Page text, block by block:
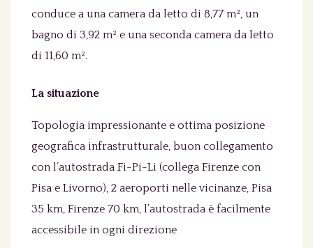
conduce a una camera da letto di 8,77 m², un
bagno di 3,92 m² e una seconda camera da letto
di 11,60 m².
La situazione
Topologia impressionante e ottima posizione
geografica infrastrutturale, buon collegamento
con l’autostrada Fi-Pi-Li (collega Firenze con
Pisa e Livorno), 2 aeroporti nelle vicinanze, Pisa
35 km, Firenze 70 km, l’autostrada è facilmente
accessibile in ogni direzione